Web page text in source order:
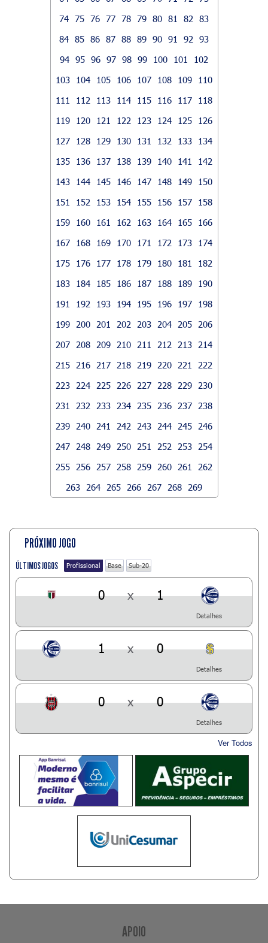
74 75 76 77 78 79 80 81 82
83
84 85 86 87 88 89 90 91 92
93
94 95 96 97 98 99 100 101
102
103
104 105 106 107 108 109
110
111
112 113 114 115 116 117
118
119
120 121 122 123 124 125
126
127
128 129 130 131 132 133
134
135
136 137 138 139 140 141
142
143
144 145 146 147 148 149
150
151
152 153 154 155 156 157
158
159
160 161 162 163 164 165
166
167
168 169 170 171 172 173
174
175
176 177 178 179 180 181
182
183
184 185 186 187 188 189
190
191
192 193 194 195 196 197
198
199
200 201 202 203 204 205
206
207
208 209 210 211 212 213
214
215
216 217 218 219 220 221
222
223
224 225 226 227 228 229
230
231
232 233 234 235 236 237
238
239
240 241 242 243 244 245
246
247
248 249 250 251 252 253
254
255
256 257 258 259 260 261
262
263
264 265 266 267 268 269
PRÓXIMO JOGO
ÚLTIMOS JOGOS Profissional Base Sub-20
0 x 1
Detalhes
1 x 0
Detalhes
0 x 0
Detalhes
Ver Todos
APOIO